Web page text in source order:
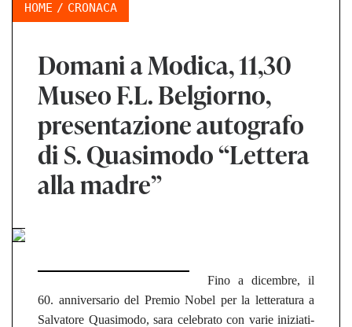
HOME CRONACA
Domani a Modica, 11,30
Museo F.L. Belgiorno,
presentazione autografo
di S. Quasimodo “Lettera
alla madre”
Fino a di­cem­bre, il
60. anni­ver­sa­rio del Premio Nobel per la let­te­ra­tu­ra a
Sal­va­to­re Qua­si­mo­do, sara ce­le­bra­to con varie in­izia­ti­